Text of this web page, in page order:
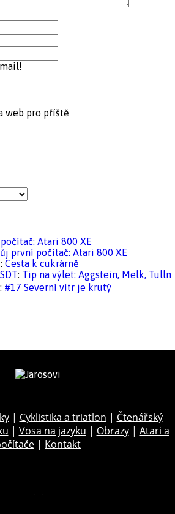
web pro příště
Atari 800 XE
první počítač: Atari 800 XE
: Cesta k cukrárně
: Tip na výlet: Aggstein, Melk, Tulln
: #17 Severní vítr je krutý
| Cyklistika a triatlon | Čtenářský
| Vosa na jazyku | Obrazy| Atari a
| Kontakt